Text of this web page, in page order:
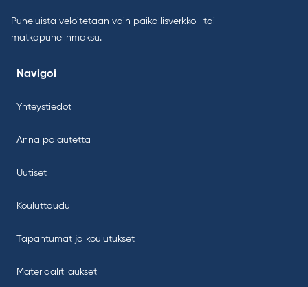
Puheluista veloitetaan vain paikallisverkko- tai
matkapuhelinmaksu.
Navigoi
Yhteystiedot
Anna palautetta
Uutiset
Kouluttaudu
Tapahtumat ja koulutukset
Materiaalitilaukset